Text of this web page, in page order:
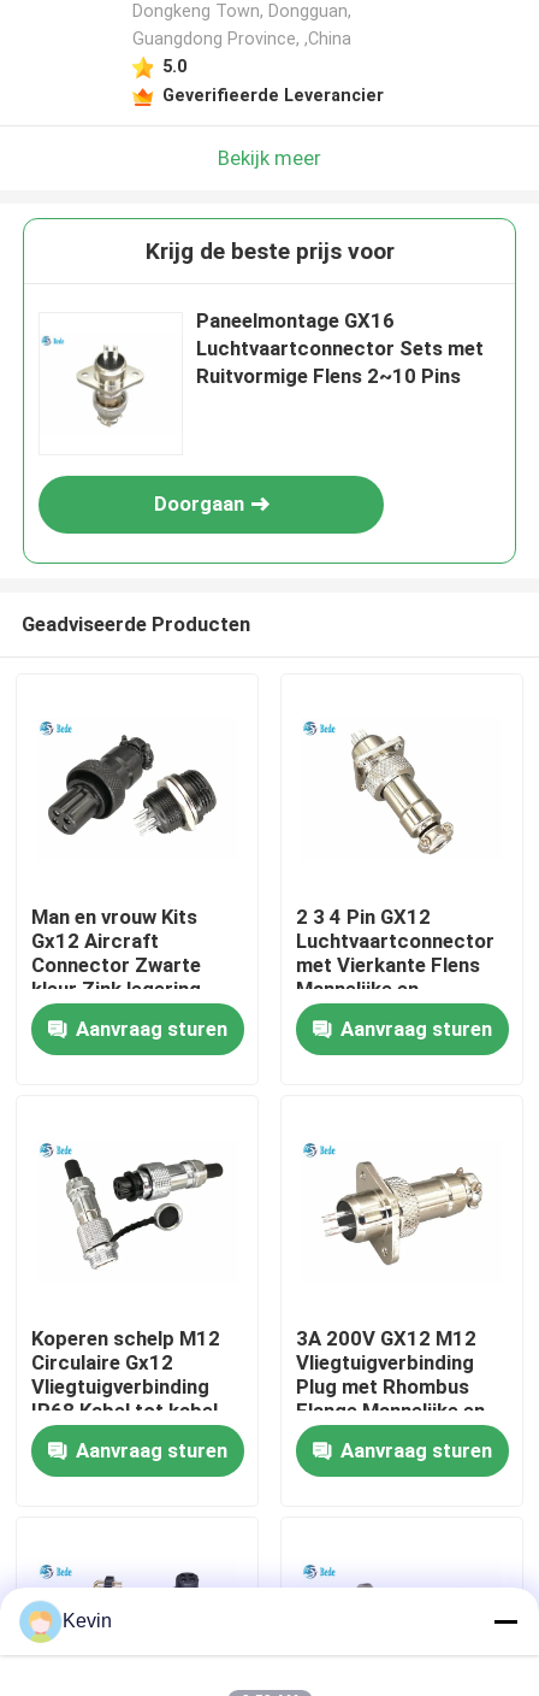
Huis
Over ons
fabriekstour
Neem contact met ons op
Nieuws
Vraag een offerte
Dongkeng Town, Dongguan,
Guangdong Province, ,China
5.0
Geverifieerde Leverancier
Bekijk meer
Krijg de beste prijs voor
Paneelmontage GX16
Luchtvaartconnector Sets met
Ruitvormige Flens 2~10 Pins
Doorgaan
Geadviseerde Producten
Man en vrouw Kits
Gx12 Aircraft
Connector Zwarte
kleur Zink legering
materiaal
Aanvraag sturen
2 3 4 Pin GX12
Luchtvaartconnector
met Vierkante Flens
Mannelijke en
Vrouwelijke Sets
Aanvraag sturen
Koperen schelp M12
Circulaire Gx12
Vliegtuigverbinding
IP68 Kabel tot kabel
Docking Connector
2~7 PinAanvraag sturen
3A 200V GX12 M12
Vliegtuigverbinding
Plug met Rhombus
Flange Mannelijke en
vrouwelijke sets
Aanvraag sturen
Kevin